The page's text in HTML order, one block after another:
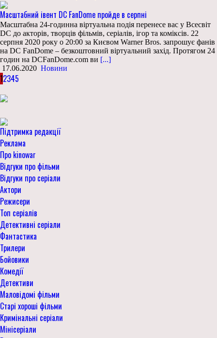
Масштабний івент DC FanDome пройде в серпні
Масштабна 24-годинна віртуальна подія перенесе вас у Всесвіт
DC до акторів, творців фільмів, серіалів, ігор та коміксів. 22
серпня 2020 року о 20:00 за Києвом Warner Bros. запрошує фанів
на DC FanDome – безкоштовний віртуальний захід. Протягом 24
годин на DCFanDome.com ви [...]
17.06.2020 Новини
12345
Підтримка редакції
Реклама
Про kinowar
Відгуки про фільми
Відгуки про серіали
Актори
Режисери
Топ серіалів
Детективні серіали
Фантастика
Трилери
Бойовики
Комедії
Детективи
Маловідомі фільми
Старі хороші фільми
Кримінальні серіали
Мінісеріали